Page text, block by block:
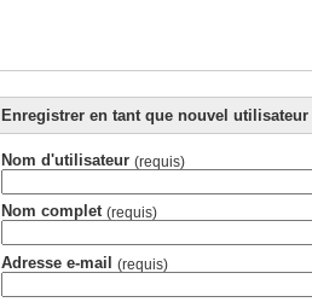
Enregistrer en tant que nouvel utilisateur
Nom d'utilisateur (requis)
Nom complet (requis)
Adresse e-mail (requis)